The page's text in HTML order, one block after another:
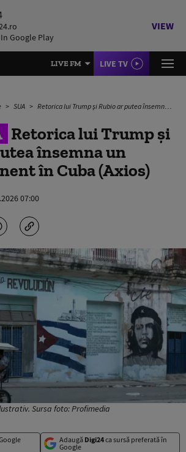
In Google Play
VIEW
LIVE FM LIVE TV
SUA Retorica lui Trump și Rubio ar putea însemna un război iminent în Cuba (Axios)
Retorica lui Trump și
însemna un
în Cuba (Axios)
07:00
Sursa foto: Profimedia
Adaugă Digi24ca sursă preferată în
Google